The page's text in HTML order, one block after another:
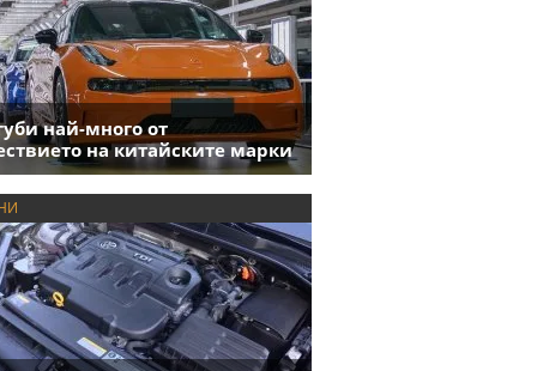
най-много от
на китайските марки